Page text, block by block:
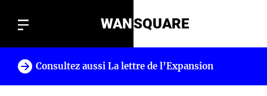
WANSQUARE
Consultez aussi La lettre de l’Expansion